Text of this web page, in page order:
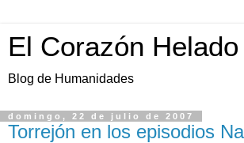
El Corazón Helado
Blog de Humanidades
domingo, 22 de julio de 2007
Torrejón en los episodios